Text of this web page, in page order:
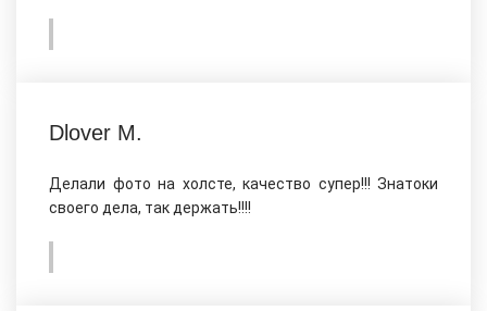
Dlover M.
Делали фото на холсте, качество супер!!! Знатоки
своего дела, так держать!!!!